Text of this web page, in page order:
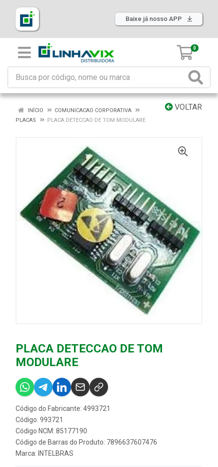
Baixe já nosso APP
0
VOLTAR
INÍCIO
COMUNICACAO CORPORATIVA
PLACAS
PLACA DETECCAO DE TOM MODULARE
PLACA DETECCAO DE TOM
MODULARE
Código do Fabricante: 4993721
Código: 993721
Código NCM: 85177190
Código de Barras do Produto: 7896637607476
Marca: INTELBRAS